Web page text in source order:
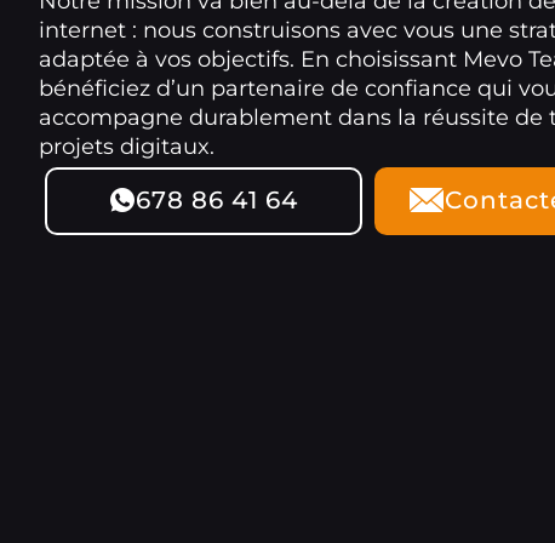
internet : nous construisons avec vous une
adaptée à vos objectifs. En choisissant Mevo
bénéficiez d’un partenaire de confiance qui
accompagne durablement dans la réussite de
projets digitaux.
678 86 41 64